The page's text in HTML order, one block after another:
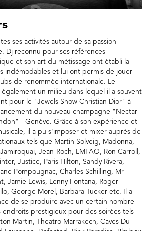
ses activités autour de sa passion
Dj reconnu pour ses références
et son art du métissage ont établi la
indémodables et lui ont permis de jouer
de renommée internationale. Le
un milieu dans lequel il a souvent
pour le "Jewels Show Christian Dior" à
du nouveau champagne "Nectar
- Genève. Grâce à son expérience et
il a pu s'imposer et mixer auprès de
tels que Martin Solveig, Madonna,
Jean-Roch, LMFAO, Ron Carroll,
Justice, Paris Hilton, Sandy Rivera,
Pompougnac, Charles Schilling, Mr
Jamie Lewis, Lenny Fontana, Roger
George Morel, Barbara Tucker etc. Il a
de se produire avec un certain nombre
prestigieux pour des soirées tels
Martin, Theatro Marrakech, Caves Du